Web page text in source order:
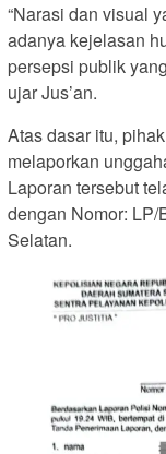
“Narasi dan visual
adanya kejelasan
persepsi publik
ujar Jus’an.
Atas dasar itu,
melaporkan
Laporan tersebut
dengan Nomor:
Selatan.